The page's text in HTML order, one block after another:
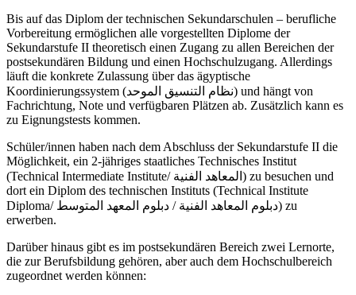
Bis auf das Diplom der technischen Sekundarschulen – berufliche
Vorbereitung ermöglichen alle vorgestellten Diplome der
Sekundarstufe II theoretisch einen Zugang zu allen Bereichen der
postsekundären Bildung und einen Hochschulzugang. Allerdings
läuft die konkrete Zulassung über das ägyptische
Koordinierungssystem (نظام التنسيق الموحد) und hängt von
Fachrichtung, Note und verfügbaren Plätzen ab. Zusätzlich kann es
zu Eignungstests kommen.
Schüler/innen haben nach dem Abschluss der Sekundarstufe II die
Möglichkeit, ein 2-jähriges staatliches Technisches Institut
(Technical Intermediate Institute/ المعاهد الفنية ) zu besuchen und
dort ein Diplom des technischen Instituts (Technical Institute
Diploma/ دبلوم المعهد المتوسط / دبلوم المعاهد الفنية) zu
erwerben.
Darüber hinaus gibt es im postsekundären Bereich zwei Lernorte,
die zur Berufsbildung gehören, aber auch dem Hochschulbereich
zugeordnet werden können: